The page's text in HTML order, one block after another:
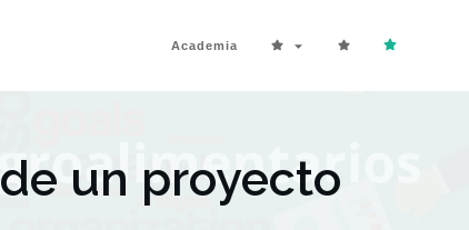
Academia
un proyecto